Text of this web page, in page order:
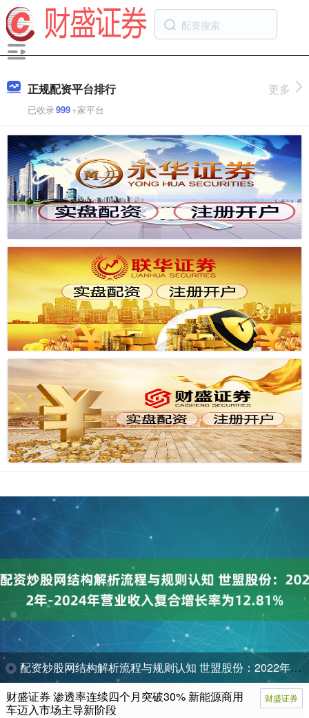
正规配资平台排行
已收录999+家平台
更多
配资炒股网结构解析流程与规则认知 世盟股份：2022年-2024年营业收入复合增长率为12.81%
财盛证券
财盛证券 渗透率连续四个月突破30% 新能源商用
车迈入市场主导新阶段